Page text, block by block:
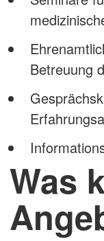
Betreuung
Was